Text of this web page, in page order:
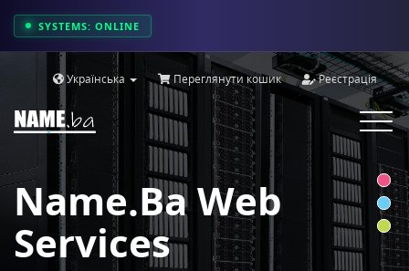
SYSTEMS: ONLINE
Українська Переглянути кошик Реєстрація
Toggle
Name.ba Web
Services